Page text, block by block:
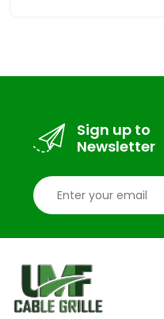
Sign up to
Newsletter